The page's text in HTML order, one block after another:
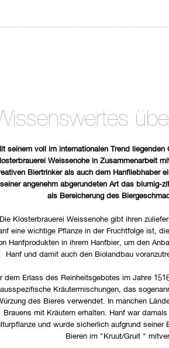
seinem voll im internationalen Trend
Weissenohe in Zusammenarbeit
Biertrinker als auch dem Hanfliebhaber
angenehm abgerundeten Art das blumig-
als Bereicherung des
Klosterbrauerei Weissenohe gibt ihren
eine wichtige Pflanze in der Fruchtfolge ist,
Hanfprodukten in ihrem Hanfbier, um den
Hanf und damit auch den Biolandbau
dem Erlass des Reinheitsgebotes im Jahre
Kräutermischungen, das
des Bieres verwendet. In manchen
Brauens mit Kräutern erhalten. Hanf war
und wurde sicherlich aufgrund seiner
Bieren im "Kruut/Gruit "